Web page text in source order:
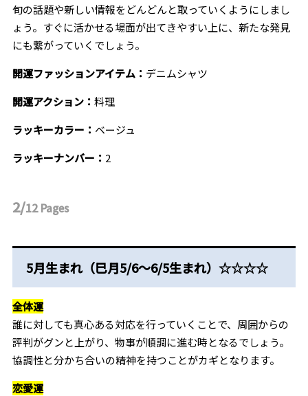
旬の話題や新しい情報をどんどんと取っていくようにしまし
ょう。すぐに活かせる場面が出てきやすい上に、新たな発見
にも繋がっていくでしょう。
開運ファッションアイテム： デニムシャツ
開運アクション： 料理
ラッキーカラー： ベージュ
ラッキーナンバー： 2
2/12Pages
5月生まれ（巳月5/6～6/5生まれ）☆☆☆☆
全体運
誰に対しても真心ある対応を行っていくことで、周囲からの
評判がグンと上がり、物事が順調に進む時となるでしょう。
協調性と分かち合いの精神を持つことがカギとなります。
恋愛運